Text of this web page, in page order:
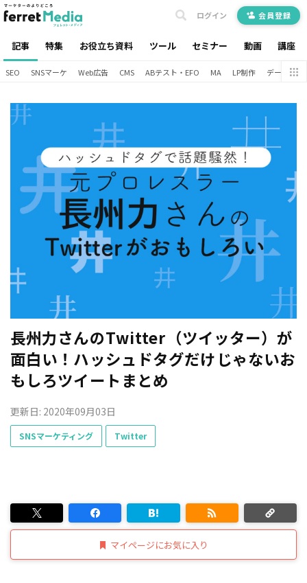
記事 特集 お役立ち資料 ツール セミナー 動画 講座
ログイン 会員登録
SEO SNSマーケ Web広告 CMS ABテスト・EFO MA LP制作 データ分析
長州力さんのTwitter（ツイッター）が
面白い！ハッシュドタグだけじゃないお
もしろツイートまとめ
更新日: 2020年09月03日
SNSマーケティング Twitter
マイページにお気に入り